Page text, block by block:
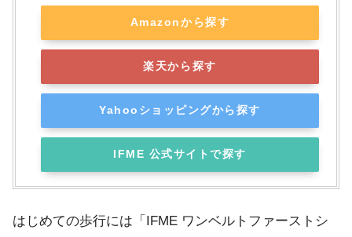
Amazonから探す
楽天から探す
Yahooショッピングから探す
IFME 公式サイトで探す
はじめての歩行には「IFME ワンベルトファーストシ